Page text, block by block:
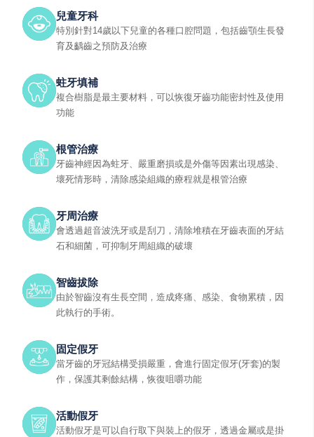
兒童牙科
特別針對14歲以下兒童的各種口腔問題，包括齒顎生長發
育及齲齒之預防及治療
蛀牙填補
複合樹脂是最主要材料，可以恢復牙齒功能密封性及使用
功能
根管治療
牙齒神經因為蛀牙、嚴重磨損或是外傷等因素出現感染、
壞死情形時，清除感染組織的療程就是根管治療
牙周治療
會透過超音波洗牙或是刮刀，清除堆積在牙齒表面的牙結
石和細菌，可抑制牙周組織的破壞
智齒拔除
由於智齒沒有生長空間，造成疼痛、感染、食物累積，因
此執行的手術。
固定假牙
當牙齒的牙冠結構受損嚴重，會進行固定假牙(牙套)的製
作，保護其剩餘結構，恢復咀嚼功能
活動假牙
活動假牙是可以自行取下與裝上的假牙，透過金屬或是掛